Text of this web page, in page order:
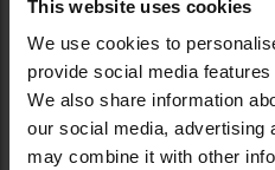
This website uses cookies
We use cookies to
provide social media
We also share information
our social media, advertising
may combine it with other